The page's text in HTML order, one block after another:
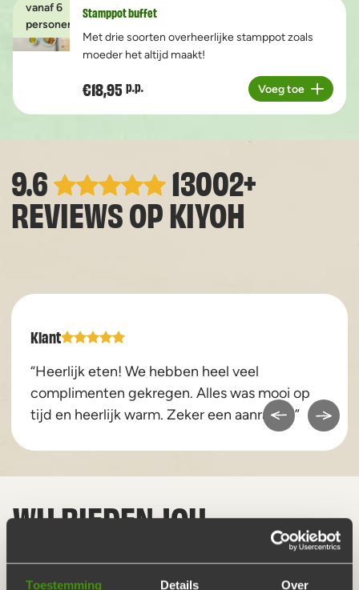
Toestemming Details Over
vanaf 6
personen
Stamppot buffet
Met drie soorten overheerlijke stamppot zoals
moeder het altijd maakt!
€18,95 p.p.
Aantal
Voeg toe
9.6 13002+
REVIEWS OPKIYOH
Klant
“Heerlijk eten! We hebben heel veel
complimenten gekregen. Alles was mooi op
tijd en heerlijk warm. Zeker een aanrader!”
WIJ BIEDEN JOU